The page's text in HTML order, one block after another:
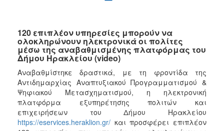
ΕΠΙΣΚΕΠΤΗΣ
ΗΡΑΚΛΕΙΟ
120 επιπλέον υπηρεσίες μπορούν να
ολοκληρώνουν ηλεκτρονικά οι πολίτες
μέσω της αναβαθμισμένης πλατφόρμας του
Δήμου Ηρακλείου (video)
Αναβαθμίστηκε δραστικά, με τη φροντίδα της
Αντιδημαρχίας Αναπτυξιακού Προγραμματισμού &
Ψηφιακού Μετασχηματισμού, η ηλεκτρονική
πλατφόρμα εξυπηρέτησης πολιτών και
επιχειρήσεων του Δήμου Ηρακλείου
https://eservices.heraklion.gr/ και προσφέρει επιπλέον